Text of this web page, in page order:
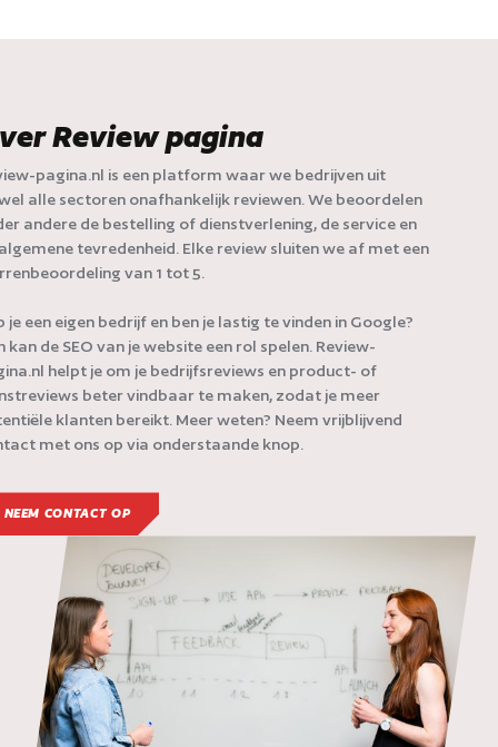
Review pagina
pagina.nl is een platform waar we bedrijven uit
alle sectoren onafhankelijk reviewen. We beoordelen
andere de bestelling of dienstverlening, de service en
tevredenheid. Elke review sluiten we af met een
van 1 tot 5.
je een eigen bedrijf en ben je lastig te vinden in Google?
kan de SEO van je website een rol spelen. Review-
helpt je om je bedrijfsreviews en product- of
beter vindbaar te maken, zodat je meer
klanten bereikt. Meer weten? Neem vrijblijvend
met ons op via onderstaande knop.
NEEM CONTACT OP